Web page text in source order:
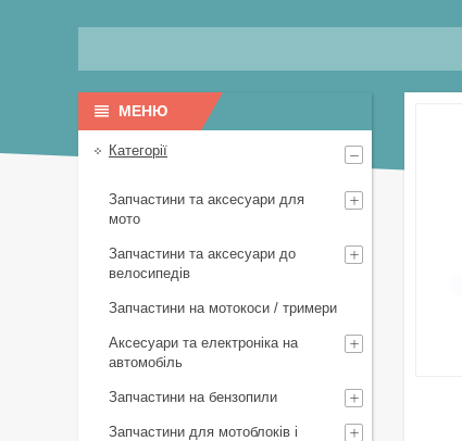
Категорії
Запчастини та аксесуари для
мото
Запчастини та аксесуари до
велосипедів
Запчастини на мотокоси / тримери
Аксесуари та електроніка на
автомобіль
Запчастини на бензопили
Запчастини для мотоблоків і